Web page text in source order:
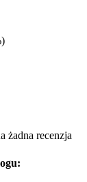
żadna recenzja